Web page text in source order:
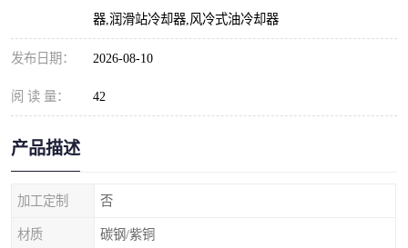
器,润滑站冷却器,风冷式油冷却器
发布日期： 2026-08-10
阅 读 量： 42
产品描述
加工定制 否
材质 碳钢/紫铜